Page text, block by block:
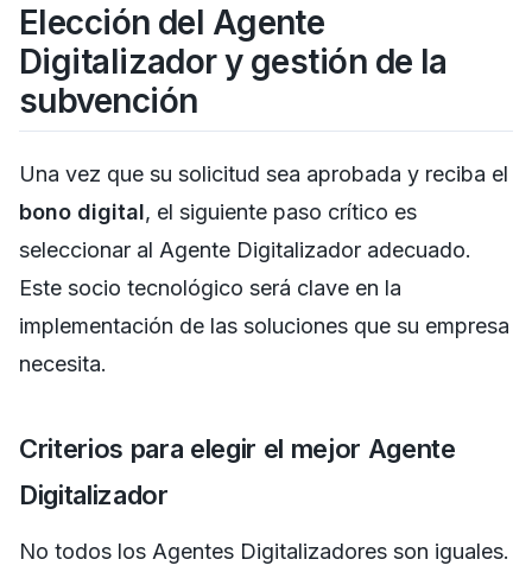
Elección del Agente
Digitalizador y gestión de la
subvención
Una vez que su solicitud sea aprobada y reciba el
bono digital, el siguiente paso crítico es
seleccionar al Agente Digitalizador adecuado.
Este socio tecnológico será clave en la
implementación de las soluciones que su empresa
necesita.
Criterios para elegir el mejor Agente
Digitalizador
No todos los Agentes Digitalizadores son iguales.